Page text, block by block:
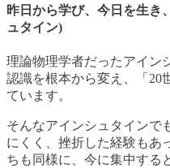
昨日から学び、今日を生き
ュタイン)
理論物理学者だったアイン
認識を根本から変え、「20
ています。
そんなアインシュタインで
にくく、挫折した経験もあ
ちも同様に、今に集中する